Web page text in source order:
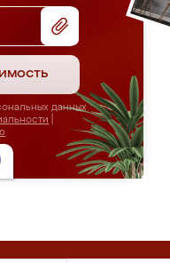
данных